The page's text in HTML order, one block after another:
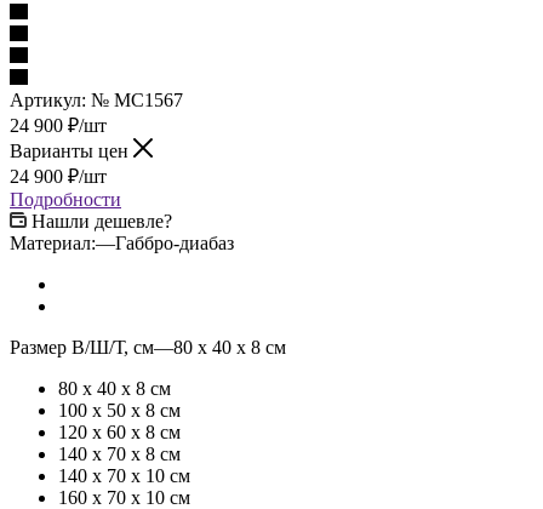
Артикул: № МС1567
24 900 ₽/шт
Варианты цен
24 900 ₽/шт
Подробности
Нашли дешевле?
Материал:—Габбро-диабаз
Размер В/Ш/Т, см—80 x 40 x 8 см
80 x 40 x 8 см
100 x 50 x 8 см
120 x 60 x 8 см
140 x 70 x 8 см
140 x 70 x 10 см
160 x 70 x 10 см